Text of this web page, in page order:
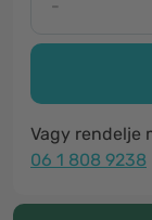
-
Vagy rendelje
06 1 808 9238